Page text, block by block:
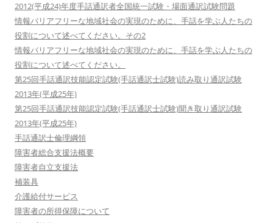
2012(平成24)年度手話通訳者全国統一試験・場面通訳試験問題
情報バリアフリーな地域社会の実現のために、手話を学ぶ人たちの
役割について述べてください。その2
情報バリアフリーな地域社会の実現のために、手話を学ぶ人たちの
役割について述べてください。
第25回手話通訳技能認定試験(手話通訳士試験)読み取り通訳試験
2013年(平成25年)
第25回手話通訳技能認定試験(手話通訳士試験)聞き取り通訳試験
2013年(平成25年)
手話通訳士倫理綱領
障害者総合支援法概要
障害者自立支援法
補装具
介護給付サービス
障害者の所得保障について